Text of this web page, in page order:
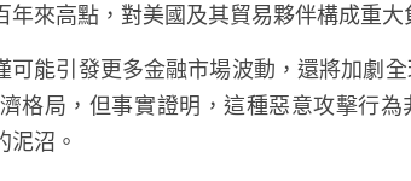
來高點，對美國及其貿易夥伴構成重大
能引發更多金融市場波動，還將加劇
格局，但事實證明，這種惡意攻擊行為
泥沼。